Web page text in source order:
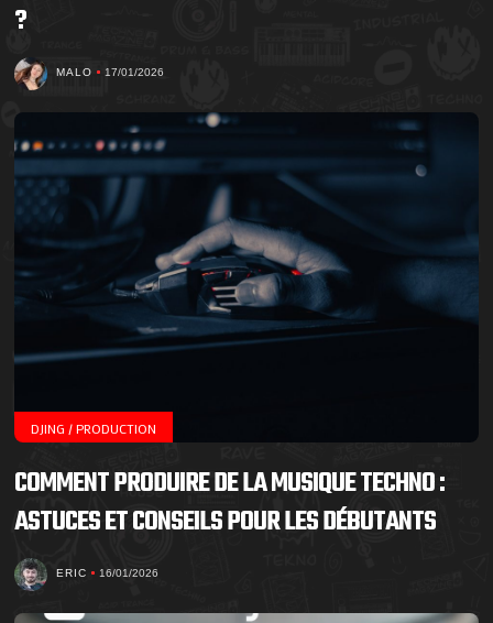
?
MALO 17/01/2026
DJING / PRODUCTION
COMMENT PRODUIRE DE LA MUSIQUE TECHNO :
ASTUCES ET CONSEILS POUR LES DÉBUTANTS
ERIC 16/01/2026